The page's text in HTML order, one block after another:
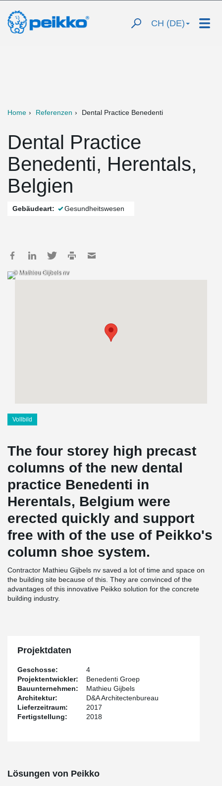
CH (DE)
Home Referenzen Dental Practice Benedenti
Dental Practice
Benedenti, Herentals,
Belgien
Gebäudeart: Gesundheitswesen
© Mathieu Gijbels nv
Vollbild
The four storey high precast
columns of the new dental
practice Benedenti in
Herentals, Belgium were
erected quickly and support
free with of the use of Peikko's
column shoe system.
Contractor Mathieu Gijbels nv saved a lot of time and space on
the building site because of this. They are convinced of the
advantages of this innovative Peikko solution for the concrete
building industry.
Projektdaten
Geschosse:
4
Projektentwickler:
Benedenti Groep
Bauunternehmen:
Mathieu Gijbels
Architektur:
D&A Architectenbureau
Lieferzeitraum:
2017
Fertigstellung:
2018
Lösungen von Peikko